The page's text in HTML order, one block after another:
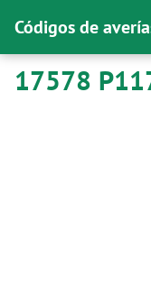
Códigos de
17578